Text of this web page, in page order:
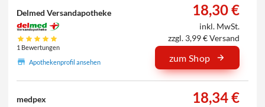
Delmed Versandapotheke
1 Bewertungen
Apothekenprofil ansehen
18,30 €
inkl. MwSt.
zzgl. 3,99 € Versand
zum Shop
medpex 18,34 €